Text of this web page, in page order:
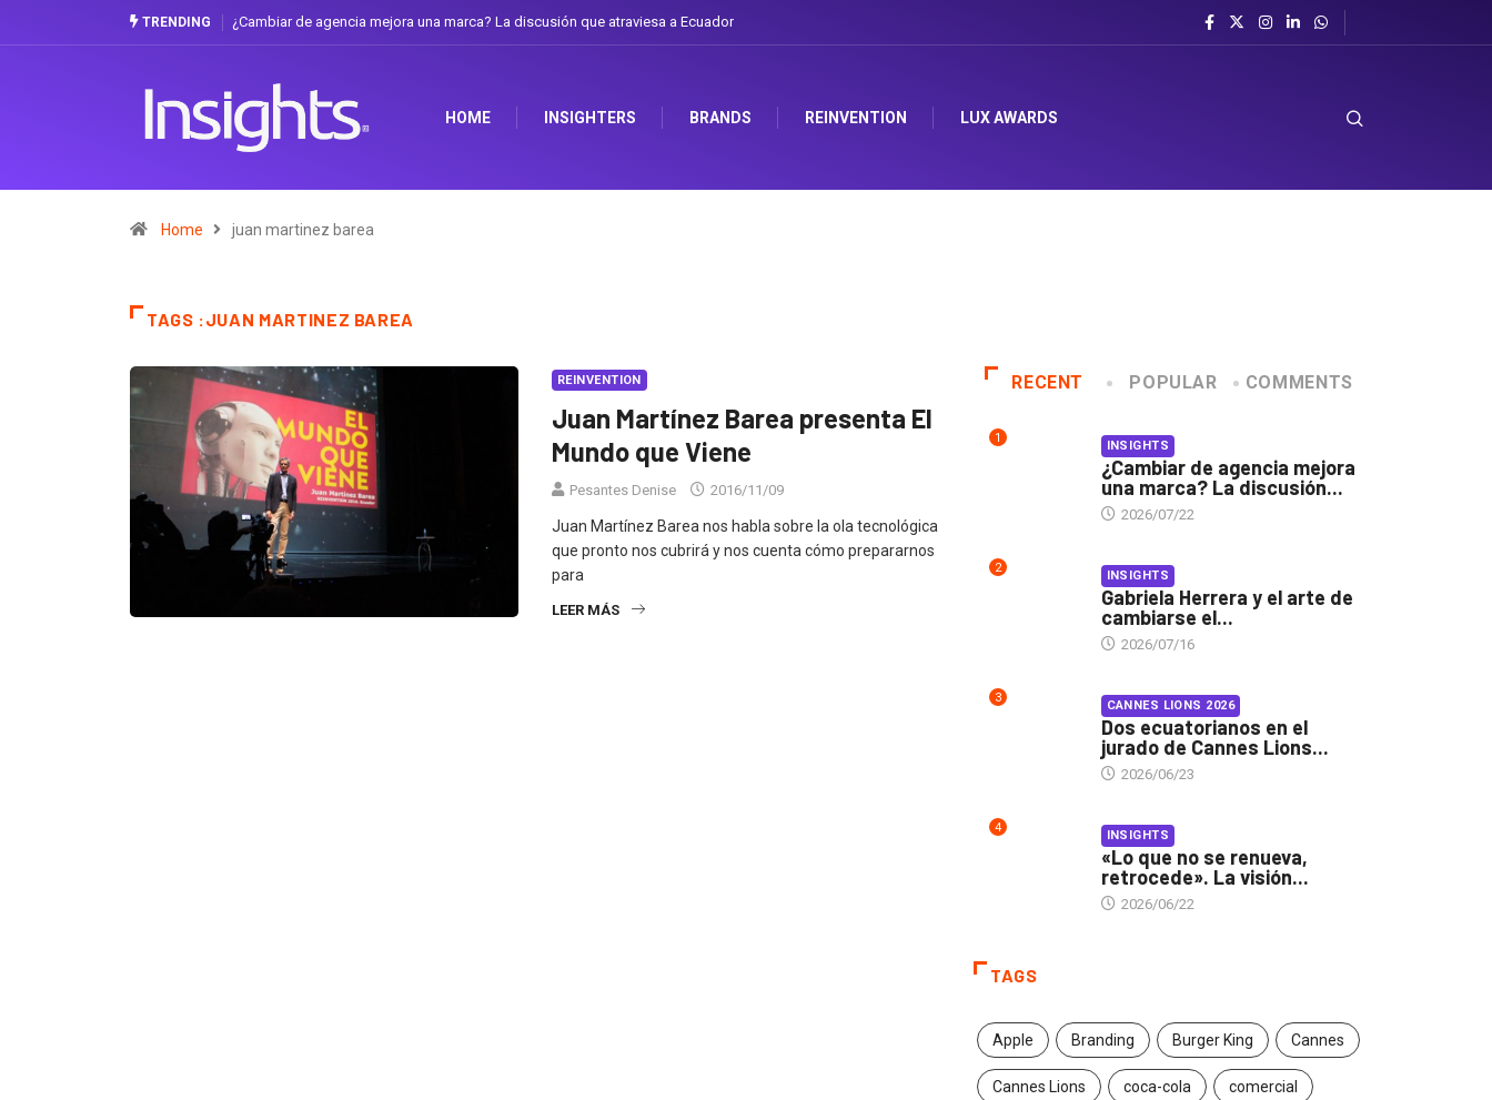
TRENDING ¿Cambiar de agencia mejora una marca? La discusión que atraviesa a Ecuador
HOME INSIGHTERS BRANDS REINVENTION LUX AWARDS
Home juan martinez barea
TAGS :JUAN MARTINEZ BAREA
REINVENTION
Juan Martínez Barea presenta El
Mundo que Viene
Pesantes Denise 2016/11/09
Juan Martínez Barea nos habla sobre la ola tecnológica
que pronto nos cubrirá y nos cuenta cómo prepararnos
para
LEER MÁS
RECENT POPULAR COMMENTS
1 INSIGHTS
¿Cambiar de agencia mejora
una marca? La discusión...
2026/07/22
2 INSIGHTS
Gabriela Herrera y el arte de
cambiarse el...
2026/07/16
3 CANNES LIONS 2026
Dos ecuatorianos en el
jurado de Cannes Lions...
2026/06/23
4 INSIGHTS
«Lo que no se renueva,
retrocede». La visión...
2026/06/22
TAGS
Apple Branding Burger King Cannes
Cannes Lions coca-cola comercial